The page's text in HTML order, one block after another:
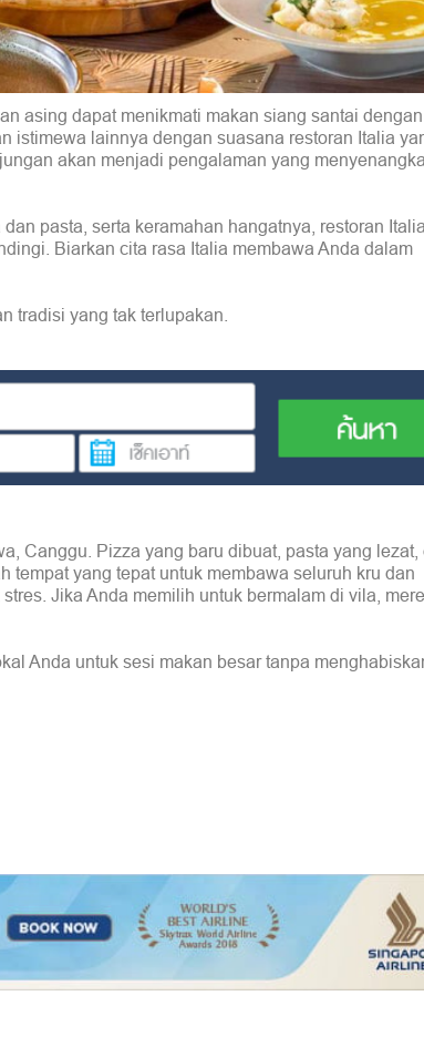
asing dapat menikmati makan siang santai dengan
istimewa lainnya dengan suasana restoran Italia
akan menjadi pengalaman yang
pasta, serta keramahan hangatnya, restoran
Biarkan cita rasa Italia membawa Anda dalam
tradisi yang tak terlupakan.
Canggu. Pizza yang baru dibuat, pasta yang lezat,
tempat yang tepat untuk membawa seluruh kru dan
Jika Anda memilih untuk bermalam di vila,
Anda untuk sesi makan besar tanpa